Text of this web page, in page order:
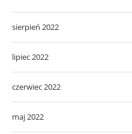
sierpień 2022
lipiec 2022
czerwiec 2022
maj 2022